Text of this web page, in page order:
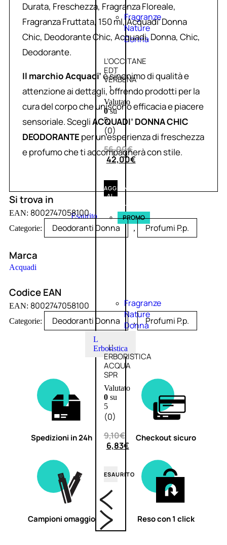
Fragranze
Nature
Donna
L’OCCITANE
EDT
VERBENA
1
Valutato
0su
5
(0)
56,00€
42,00€
AGGIUNGI
AL
CARRELLO
Esaurito PROMO
Fragranze
Nature
Donna
L
Erboristica
L’
ERBORISTICA
ACQUA
SPR
Valutato
0su
5
(0)
9,10€
6,83€
ESAURITO
Durata, Freschezza, Fragranza Floreale,
Fragranza Fruttata, 150 ml, Acquadi’ Donna
Chic, Deodorante Chic, Acquadi, Donna, Chic,
Deodorante.
Il marchio Acquadi’è sinonimo di qualità e
attenzione ai dettagli, offrendo prodotti per la
cura del corpo che uniscono efficacia e piacere
sensoriale. ScegliACQUADI’ DONNA CHIC
DEODORANTEper un’esperienza di freschezza
e profumo che ti accompagnerà con stile.
Si trova in
EAN: 8002747058100
Categorie: Deodoranti Donna , Profumi P.p.
Marca
Acquadi
Codice EAN
EAN: 8002747058100
Categorie: Deodoranti Donna , Profumi P.p.
Spedizioni in 24h Checkout sicuro
Campioni omaggio Reso con 1 click